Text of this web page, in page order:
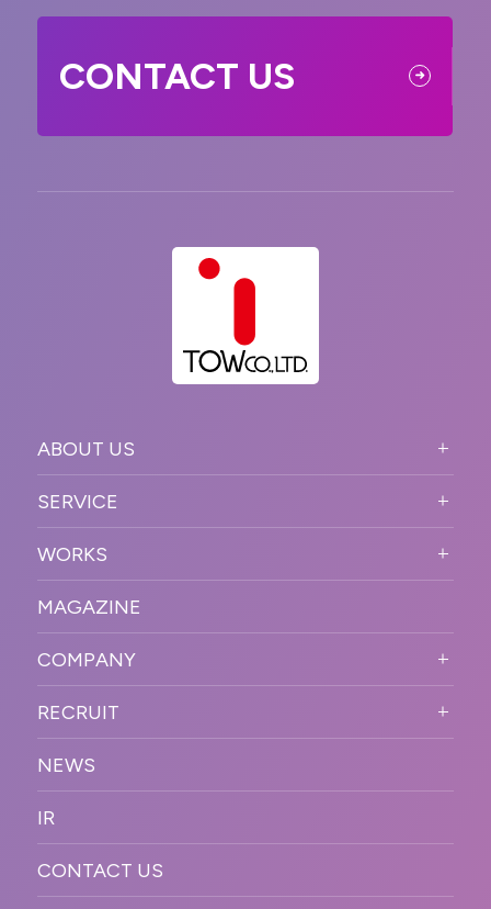
CONTACT US
ABOUT US
PURPOSE
VISION
OUR DNA
SERVICE
STRONG POINT
BUSINESS DOMAIN
SOLUTION
WORKFLOW
WORKS
オンラインイベント
SNSプロモーション
プラットフォーム販
促
デジタル制作・映像
制作
PR
カンファレンス・展示会・アワ
ESPORTS・ゲームプロモーシ
MAGAZINE
COMPANY
COMPANY INFORMATION
MESSAGE
OFFICER
ACCESS
ORGANIZATION CHART
RECRUIT
新卒採用
キャリア採用
NEWS
IR
CONTACT US